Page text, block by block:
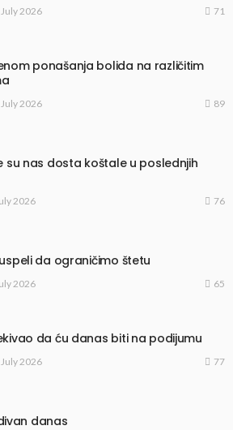
2026 71
ponašanja bolida na različitim
2026 89
su nas dosta koštale u poslednjih
2026 76
da ograničimo štetu
2026 65
da ću danas biti na podijumu
2026 77
danas